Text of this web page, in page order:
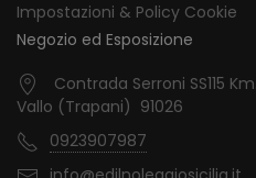
Impostazioni & Policy Cookie
Negozio ed Esposizione
Contrada Serroni SS115
Vallo (Trapani) 91026
0923907987